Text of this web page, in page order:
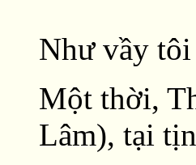
Như vầy tôi
Một thời,
Lâm), tại